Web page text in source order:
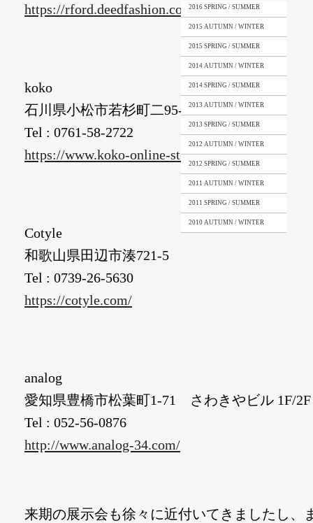
2016 SPRING / SUMMER
2015 AUTUMN / WINTER
2015 SPRING / SUMMER
2014 AUTUMN / WINTER
2014 SPRING / SUMMER
2013 AUTUMN / WINTER
2013 SPRING / SUMMER
2012 AUTUMN / WINTER
2012 SPRING / SUMMER
2011 AUTUMN / WINTER
2011 SPRING / SUMMER
2010 AUTUMN / WINTER
https://rford.deedfashion.com/
koko
石川県小松市若杉町二95-1
Tel : 0761-58-2722
https://www.koko-online-store.com/
Cotyle
和歌山県田辺市湊721-5
Tel : 0739-26-5630
https://cotyle.com/
analog
愛知県豊橋市松葉町1-71 さわきやビル 1F/2F
Tel : 052-56-0876
http://www.analog-34.com/
来期の展示会も徐々に近付いてきましたし、